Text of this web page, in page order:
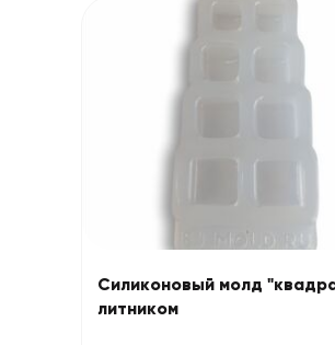
Силиконовый молд
литником